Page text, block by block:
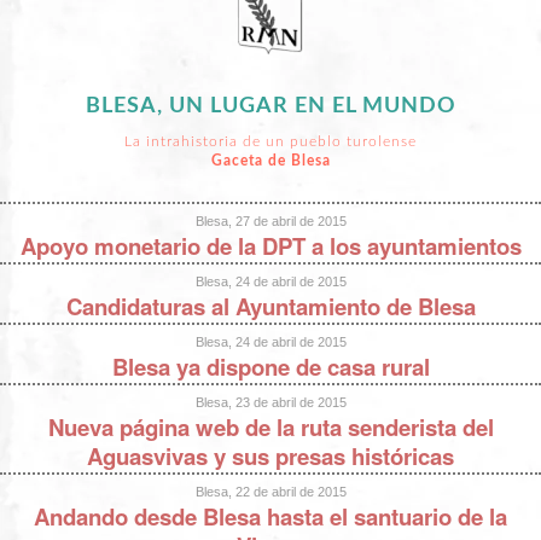
BLESA, UN LUGAR EN EL MUNDO
La intrahistoria de un pueblo turolense
Gaceta de Blesa
Blesa, 27 de abril de 2015
Apoyo monetario de la DPT a los ayuntamientos
Blesa, 24 de abril de 2015
Candidaturas al Ayuntamiento de Blesa
Blesa, 24 de abril de 2015
Blesa ya dispone de casa rural
Blesa, 23 de abril de 2015
Nueva página web de la ruta senderista del
Aguasvivas y sus presas históricas
Blesa, 22 de abril de 2015
Andando desde Blesa hasta el santuario de la